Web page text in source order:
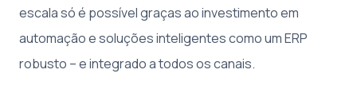
escala só é possível graças ao investimento em
automação e soluções inteligentes como um ERP
robusto – e integrado a todos os canais.